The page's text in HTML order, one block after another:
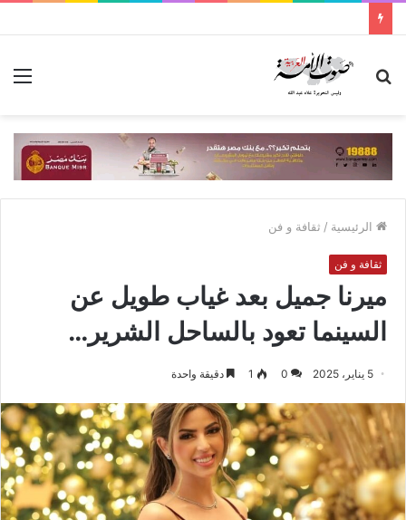
بحث
الرئيسية / ثقافة و فن
ثقافة و فن
ميرنا جميل بعد غياب طويل عن
السينما تعود بالساحل الشرير…
5 يناير، 2025 0
1 دقيقة واحدة